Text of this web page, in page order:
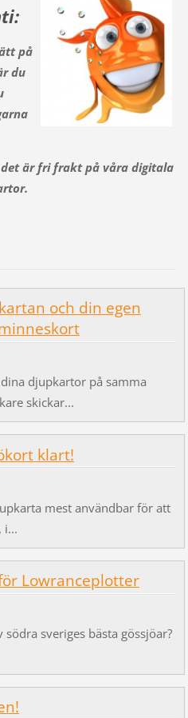
på
du
är fri frakt på våra digitala
och din egen
djupkartor på samma
skickar...
klart!
mest användbar för att
i...
Lowranceplotter
sveriges bästa gössjöar?